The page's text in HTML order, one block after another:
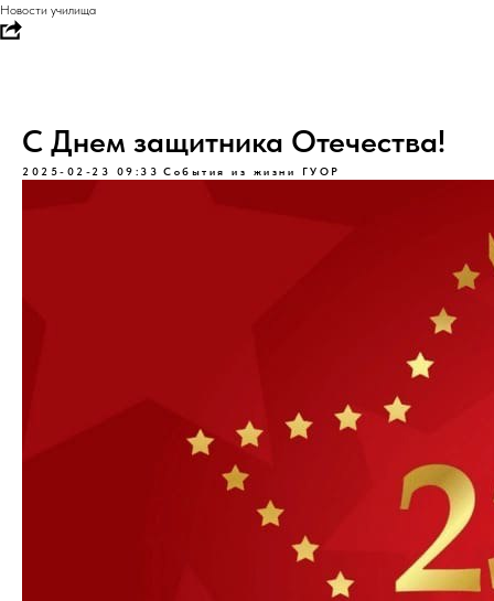
Новости училища
С Днем защитника Отечества!
2025-02-23 09:33 События из жизни ГУОР